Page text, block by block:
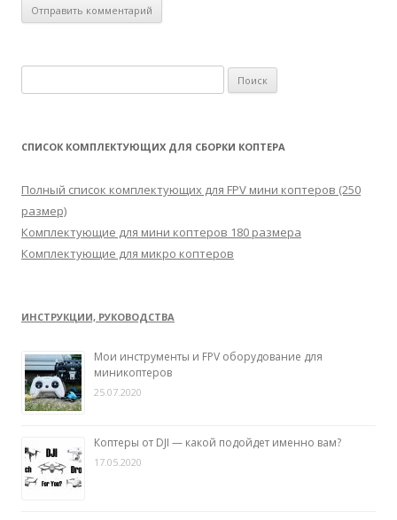
а
т
:
СПИСОК КОМПЛЕКТУЮЩИХ ДЛЯ СБОРКИ КОПТЕРА
Полный список комплектующих для FPV мини коптеров (250
размер)
Комплектующие для мини коптеров 180 размера
Комплектующие для микро коптеров
ИНСТРУКЦИИ, РУКОВОДСТВА
Мои инструменты и FPV оборудование для
миникоптеров
25.07.2020
Коптеры от DJI — какой подойдет именно вам?
17.05.2020